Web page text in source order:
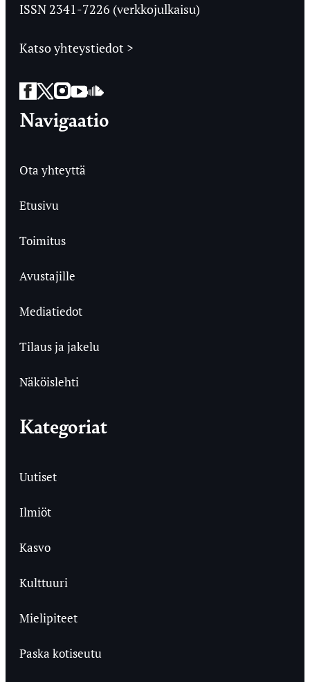
ISSN 2341-7226 (verkkojulkaisu)
Katso yhteystiedot >
Facebook
Twitter
Instagram
YouTube
SoundCloud
Navigaatio
Ota yhteyttä
Etusivu
Toimitus
Avustajille
Mediatiedot
Tilaus ja jakelu
Näköislehti
Kategoriat
Uutiset
Ilmiöt
Kasvo
Kulttuuri
Mielipiteet
Paska kotiseutu